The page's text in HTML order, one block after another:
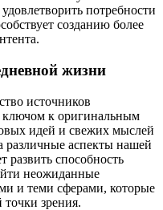
потребности
созданию более
жизни
источников
ключом к оригинальным
идей и свежих мыслей
различные аспекты нашей
развить способность
неожиданные
и теми сферами, которые
точки зрения.